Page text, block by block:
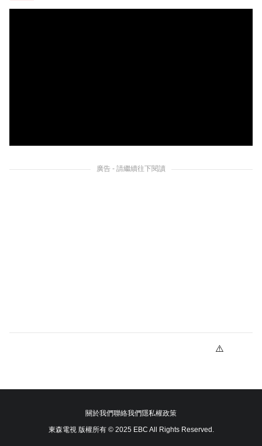
廣告 - 請繼續往下閱讀
關於我們聯絡我們隱私權政策
東森電視 版權所有 © 2025 EBC All Rights Reserved.